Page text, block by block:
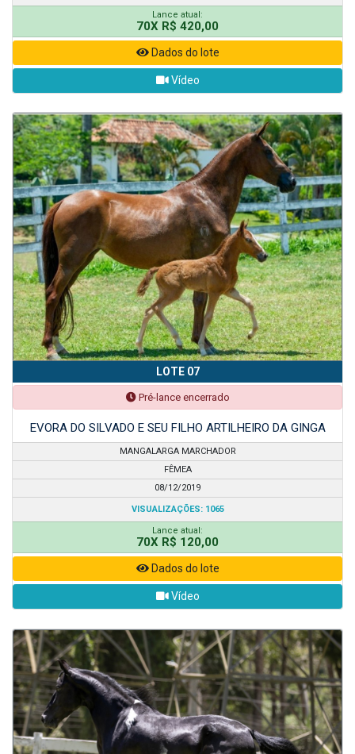
Lance atual:
70X R$ 420,00
Dados do lote
Vídeo
LOTE 07
Pré-lance encerrado
EVORA DO SILVADO E SEU FILHO ARTILHEIRO DA GINGA
MANGALARGA MARCHADOR
FÊMEA
08/12/2019
VISUALIZAÇÕES: 1065
Lance atual:
70X R$ 120,00
Dados do lote
Vídeo